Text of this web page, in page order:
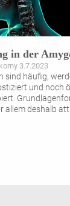
in der
3.7.2023
sind häufig,
und noch
allem deshalb